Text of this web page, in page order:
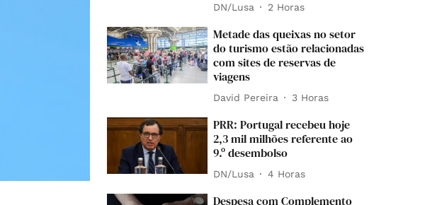
DN/Lusa 2 Horas
Metade das queixas no setor
do turismo estão relacionadas
com sites de reservas de
viagens
David Pereira 3 Horas
PRR: Portugal recebeu hoje
2,3 mil milhões referente ao
9.º desembolso
DN/Lusa 4 Horas
Despesa com Complemento